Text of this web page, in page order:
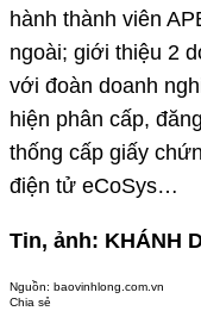
hành thành viên
ngoài; giới thiệu 2
với đoàn doanh
hiện phân cấp,
thống cấp giấy
điện tử eCoSys…
Tin, ảnh: KHÁNH
Nguồn: baovinhlong.com.vn
Chia sẻ